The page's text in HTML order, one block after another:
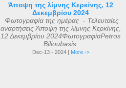
Άποψη της λίμνης Κερκίνης, 12
Δεκεμβρίου 2024
Φωτογραφία της ημέρας - Τελευταίες
αναρτήσεις Άποψη της λίμνης Κερκίνης,
12 Δεκεμβρίου 2024ΦωτογραφίαPetros
Bilioubasis
Dec-13 - 2024 | More ->